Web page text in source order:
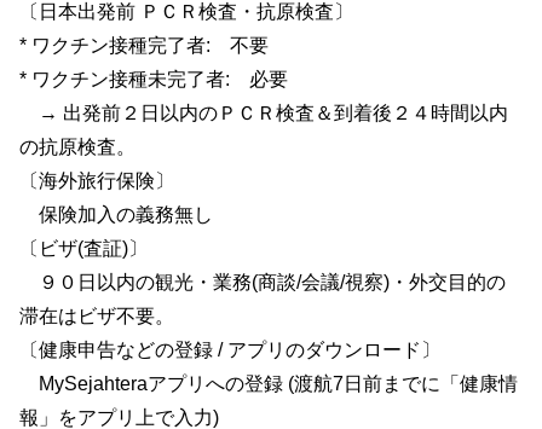
〔日本出発前 ＰＣＲ検査・抗原検査〕
* ワクチン接種完了者: 不要
* ワクチン接種未完了者: 必要
→ 出発前２日以内のＰＣＲ検査＆到着後２４時間以内
の抗原検査。
〔海外旅行保険〕
保険加入の義務無し
〔ビザ(査証)〕
９０日以内の観光・業務(商談/会議/視察)・外交目的の
滞在はビザ不要。
〔健康申告などの登録 / アプリのダウンロード〕
MySejahteraアプリへの登録 (渡航7日前までに「健康情
報」をアプリ上で入力)